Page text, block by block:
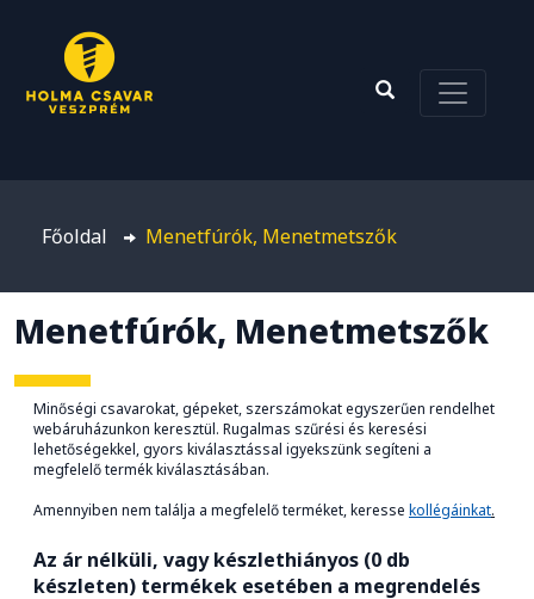
Főoldal Menetfúrók, Menetmetszők
Menetfúrók, Menetmetszők
Minőségi csavarokat, gépeket, szerszámokat egyszerűen rendelhet
webáruházunkon keresztül. Rugalmas szűrési és keresési
lehetőségekkel, gyors kiválasztással igyekszünk segíteni a
megfelelő termék kiválasztásában.
Amennyiben nem találja a megfelelő terméket, keresse kollégáinkat.
Az ár nélküli, vagy készlethiányos (0 db
készleten) termékek esetében a megrendelés